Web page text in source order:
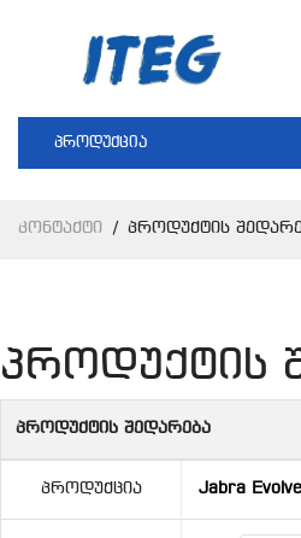
პროდუქცია
Კონტაქტი Პროდუქტის
პროდუქტის
პროდუქტის შედარება
Პროდუქცია Jabra